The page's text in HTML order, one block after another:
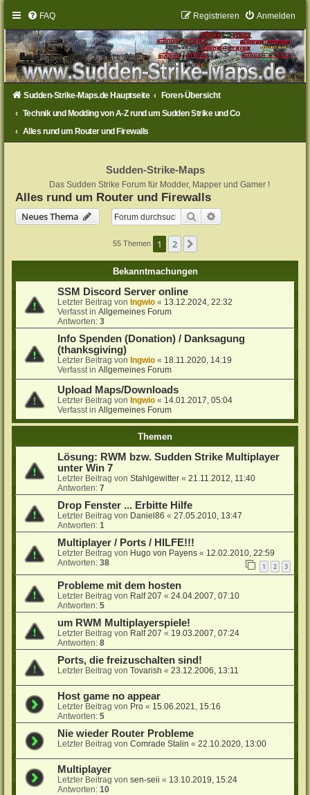
FAQ Anmelden
Registrieren
Sudden-Strike-Maps.de Hauptseite
Foren-Übersicht
Technik und Modding von A-Z rund um Sudden Strike und Co
Alles rund um Router und Firewalls
Sudden-Strike-Maps
Das Sudden Strike Forum für Modder, Mapper und Gamer !
Alles rund um Router und Firewalls
Neues Thema
Suche
55 Themen 1 2
Bekanntmachungen
SSM Discord Server online
Letzter Beitrag von Ingwio « 13.12.2024, 22:32
Verfasst inAllgemeines Forum
Antworten:3
Info Spenden (Donation) / Danksagung
(thanksgiving)
Letzter Beitrag von Ingwio « 18.11.2020, 14:19
Verfasst inAllgemeines Forum
Upload Maps/Downloads
Letzter Beitrag von Ingwio « 14.01.2017, 05:04
Verfasst inAllgemeines Forum
Themen
Lösung: RWM bzw. Sudden Strike Multiplayer
unter Win 7
Letzter Beitrag vonStahlgewitter «21.11.2012, 11:40
Antworten:7
Drop Fenster ... Erbitte Hilfe
Letzter Beitrag von Daniel86 «27.05.2010, 13:47
Antworten:1
Multiplayer / Ports / HILFE!!!
Letzter Beitrag von Hugo von Payens « 12.02.2010, 22:59
Antworten:38 1 2 3
Probleme mit dem hosten
Letzter Beitrag von Ralf 207 «24.04.2007, 07:10
Antworten:5
um RWM Multiplayerspiele!
Letzter Beitrag von Ralf 207 « 19.03.2007, 07:24
Antworten:8
Ports, die freizuschalten sind!
Letzter Beitrag vonTovarish «23.12.2006, 13:11
Host game no appear
Letzter Beitrag von Pro « 15.06.2021, 15:16
Antworten:5
Nie wieder Router Probleme
Letzter Beitrag vonComrade Stalin «22.10.2020, 13:00
Multiplayer
Letzter Beitrag vonsen-seii « 13.10.2019, 15:24
Antworten:10